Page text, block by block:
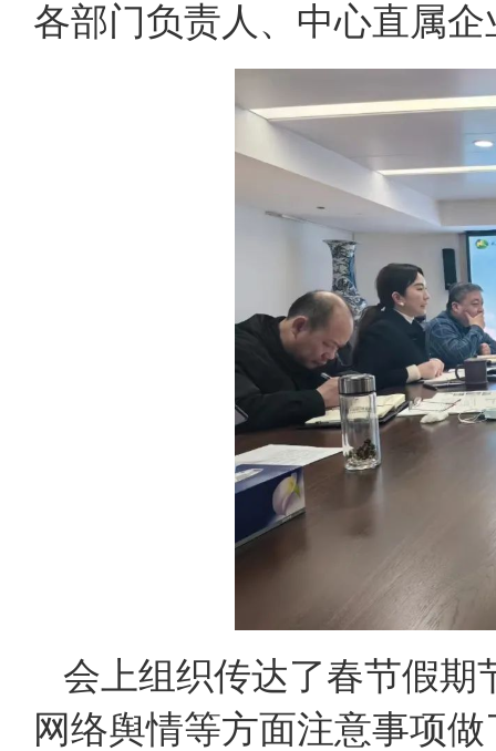
各部门负责人、中心直属
会上组织传达了春节假期
网络舆情等方面注意事项